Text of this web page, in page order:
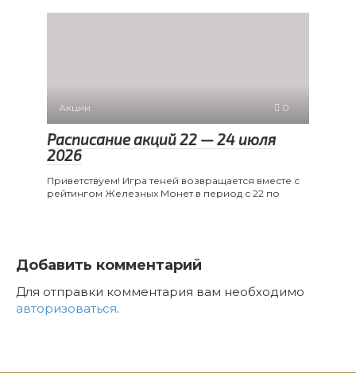
Акции 0
Расписание акций 22 — 24 июля
2026
Приветствуем! Игра теней возвращается вместе с
рейтингом Железных Монет в период с 22 по
Добавить комментарий
Для отправки комментария вам необходимо
авторизоваться.